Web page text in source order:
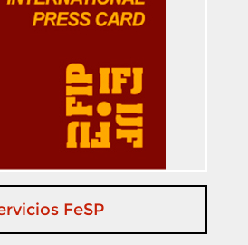
FeSP